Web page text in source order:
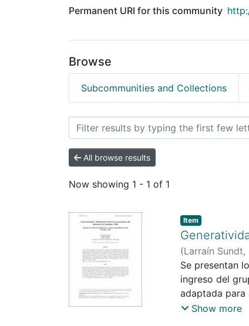
Permanent URI for this community
Browse
Subcommunities and Collections
Browsing Ciencias
All browse results
Now showing 1 - 1 of 1
Item
(Larraín Sundt,
Se presentan
ingreso del
adaptada para
Vital de
Show more